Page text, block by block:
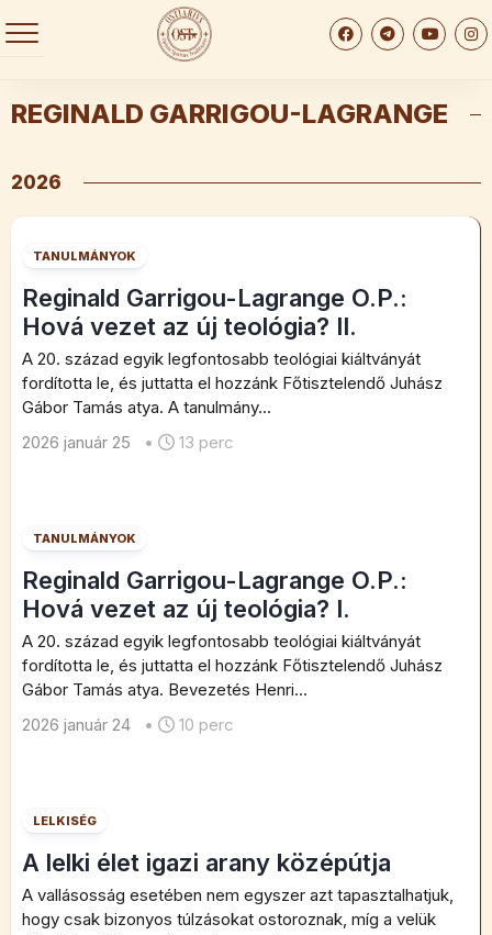
to
REGINALD GARRIGOU-LAGRANGE
2026
TANULMÁNYOK
Reginald Garrigou-Lagrange O.P.:
Hová vezet az új teológia? II.
A 20. század egyik legfontosabb teológiai kiáltványát
fordította le, és juttatta el hozzánk Főtisztelendő Juhász
Gábor Tamás atya. A tanulmány...
2026 január 25
• 13 perc
TANULMÁNYOK
Reginald Garrigou-Lagrange O.P.:
Hová vezet az új teológia? I.
A 20. század egyik legfontosabb teológiai kiáltványát
fordította le, és juttatta el hozzánk Főtisztelendő Juhász
Gábor Tamás atya. Bevezetés Henri...
2026 január 24
• 10 perc
LELKISÉG
A lelki élet igazi arany középútja
A vallásosság esetében nem egyszer azt tapasztalhatjuk,
hogy csak bizonyos túlzásokat ostoroznak, míg a velük